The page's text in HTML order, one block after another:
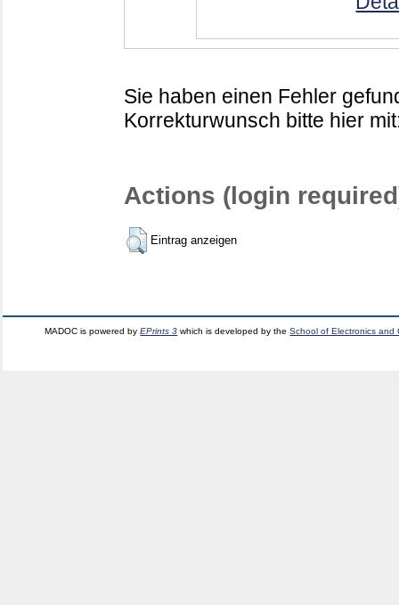
Sie haben einen Fehler
Korrekturwunsch bitte hier
Actions (login
Eintrag anzeigen
MADOC is powered byEPrints 3 which is developed by theSchool of Electronics and